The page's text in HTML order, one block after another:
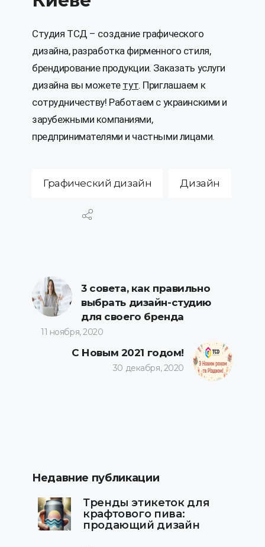
Студия ТСД – создание графического
дизайна, разработка фирменного стиля,
брендирование продукции. Заказать услуги
дизайна вы можете тут. Приглашаем к
сотрудничеству! Работаем с украинскими и
зарубежными компаниями,
предпринимателями и частными лицами.
Графический дизайн Дизайн
3 совета, как правильно
выбрать дизайн-студию
для своего бренда
11 ноября, 2020
С Новым 2021 годом!
30 декабря, 2020
Недавние публикации
Тренды этикеток для
крафтового пива:
продающий дизайн